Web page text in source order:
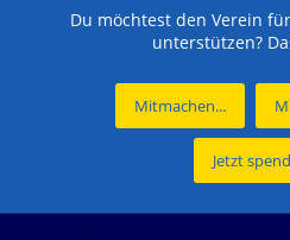
Du möchtest den Verein
unterstützen?
Mitmachen...
Jetzt